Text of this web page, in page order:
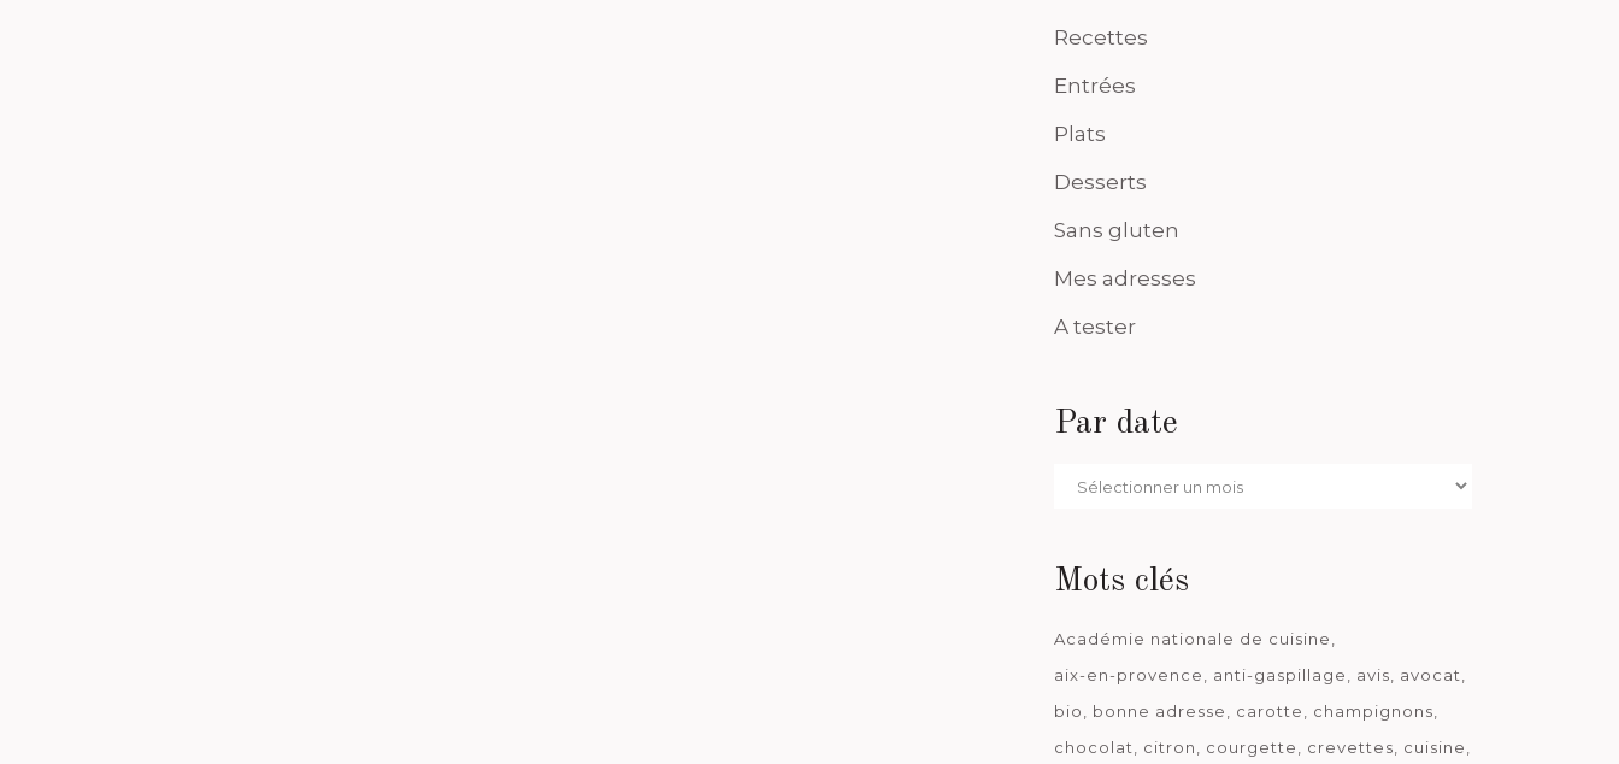
Recettes
Entrées
Plats
Desserts
Sans gluten
Mes adresses
A tester
Par date
Par
Mots clés
Académie nationale de cuisine
aix-en-provence
anti-gaspillage avis
avocat
bio
bonne adresse carotte
champignons
chocolat
citron courgette crevettes
cuisine